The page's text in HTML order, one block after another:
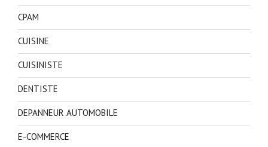
CPAM
CUISINE
CUISINISTE
DENTISTE
DEPANNEUR AUTOMOBILE
E-COMMERCE